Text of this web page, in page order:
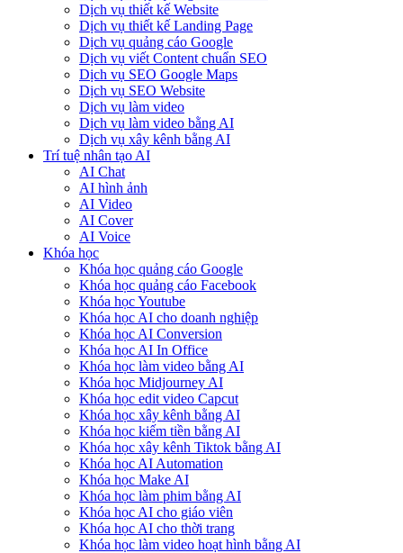
Dịch vụ thiết kế Website
Dịch vụ thiết kế Landing Page
Dịch vụ quảng cáo Google
Dịch vụ viết Content chuẩn SEO
Dịch vụ SEO Google Maps
Dịch vụ SEO Website
Dịch vụ làm video
Dịch vụ làm video bằng AI
Dịch vụ xây kênh bằng AI
Trí tuệ nhân tạo AI
AI Chat
AI hình ảnh
AI Video
AI Cover
AI Voice
Khóa học
Khóa học quảng cáo Google
Khóa học quảng cáo Facebook
Khóa học Youtube
Khóa học AI cho doanh nghiệp
Khóa học AI Conversion
Khóa học AI In Office
Khóa học làm video bằng AI
Khóa học Midjourney AI
Khóa học edit video Capcut
Khóa học xây kênh bằng AI
Khóa học kiếm tiền bằng AI
Khóa học xây kênh Tiktok bằng AI
Khóa học AI Automation
Khóa học Make AI
Khóa học làm phim bằng AI
Khóa học AI cho giáo viên
Khóa học AI cho thời trang
Khóa học làm video hoạt hình bằng AI